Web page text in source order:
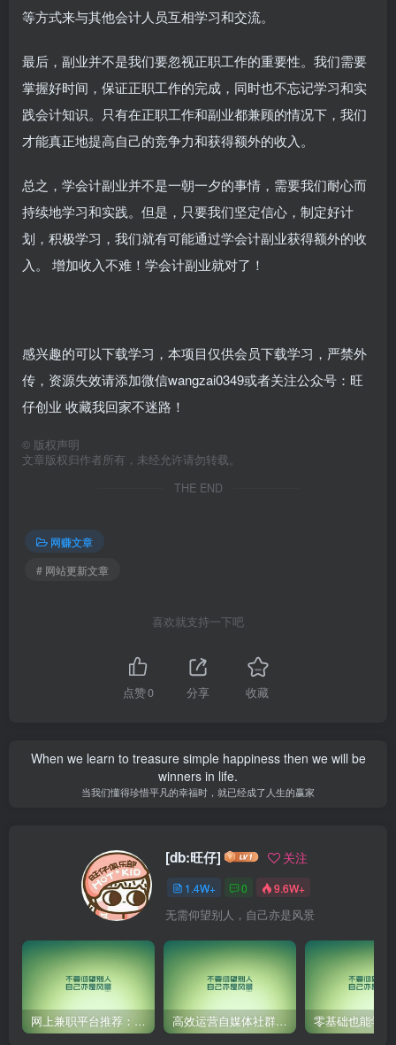
等方式来与其他会计人员互相学习和交流。
最后，副业并不是我们要忽视正职工作的重要性。我们需要
掌握好时间，保证正职工作的完成，同时也不忘记学习和实
践会计知识。只有在正职工作和副业都兼顾的情况下，我们
才能真正地提高自己的竞争力和获得额外的收入。
总之，学会计副业并不是一朝一夕的事情，需要我们耐心而
持续地学习和实践。但是，只要我们坚定信心，制定好计
划，积极学习，我们就有可能通过学会计副业获得额外的收
入。 增加收入不难！学会计副业就对了！
感兴趣的可以下载学习，本项目仅供会员下载学习，严禁外
传，资源失效请添加微信wangzai0349或者关注公众号：旺
仔创业 收藏我回家不迷路！
© 版权声明
文章版权归作者所有，未经允许请勿转载。
THE END
网赚文章
# 网站更新文章
喜欢就支持一下吧
点赞0 分享 收藏
When we learn to treasure simple happiness then we will be
winners in life.
当我们懂得珍惜平凡的幸福时，就已经成了人生的赢家
[db:旺仔] 关注
1.4W+ 0 9.6W+
无需仰望别人，自己亦是风景
网上兼职平台推荐：国外网赚任务！ 高效运营自媒体社群，让内容更有价值！